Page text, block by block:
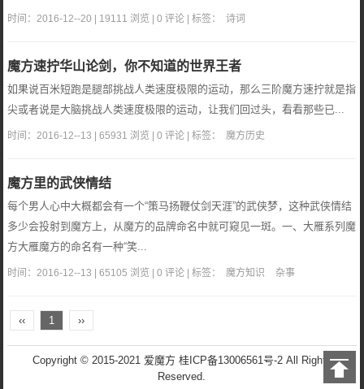
时间：2016-12--20 | 19111 浏览 | 0 评论 | 标签： 诗词
魔方速拧华山论剑，你不知道的世界王者
如果说百米短跑是腿部挑战人类速度极限的运动，那么三阶魔方速拧就是指
尖或者说是大脑挑战人类速度极限的运动，让我们回过头，看看那些已...
时间：2016-12--13 | 65931 浏览 | 0 评论 | 标签： 魔方历史
魔方里的武侠情结
每个男人心中大概都会有一个“策马扬鞭仗剑天涯”的武侠梦，这种武侠情结
多少会投射到魔方上，从魔方的品牌命名中就可窥见一斑。一、大雁系列魔
方大雁魔方的命名有一种“笑...
时间：2016-12--13 | 65105 浏览 | 0 评论 | 标签： 魔方知识 杂事
‹‹ 1 ››
Copyright © 2015-2021 爱魔方 桂ICP备13006561号-2All Rights
Reserved.